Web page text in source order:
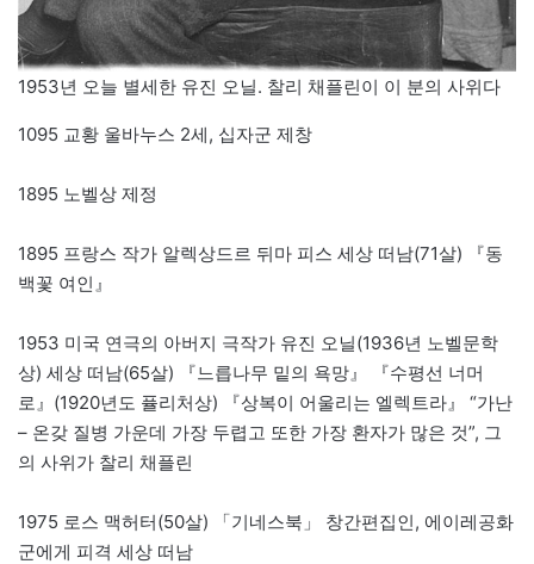
1953년 오늘 별세한 유진 오닐. 찰리 채플린이 이 분의 사위다
1095 교황 울바누스 2세, 십자군 제창
1895 노벨상 제정
1895 프랑스 작가 알렉상드르 뒤마 피스 세상 떠남(71살) 『동
백꽃 여인』
1953 미국 연극의 아버지 극작가 유진 오닐(1936년 노벨문학
상) 세상 떠남(65살) 『느릅나무 밑의 욕망』 『수평선 너머
로』(1920년도 퓰리처상) 『상복이 어울리는 엘렉트라』 “가난
– 온갖 질병 가운데 가장 두렵고 또한 가장 환자가 많은 것”, 그
의 사위가 찰리 채플린
1975 로스 맥허터(50살) 「기네스북」 창간편집인, 에이레공화
군에게 피격 세상 떠남